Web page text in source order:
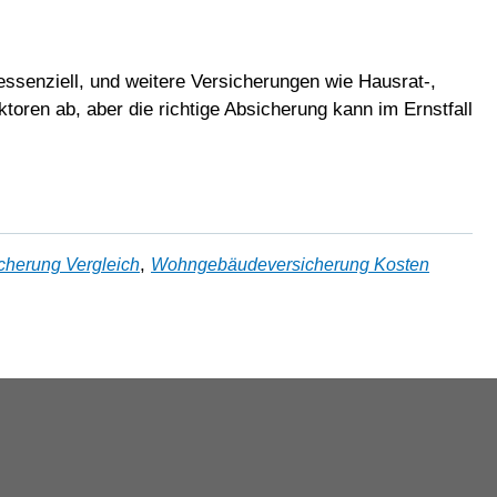
und weitere Versicherungen wie Hausrat-,
ab, aber die richtige Absicherung kann im Ernstfall
Vergleich, Wohngebäudeversicherung Kosten